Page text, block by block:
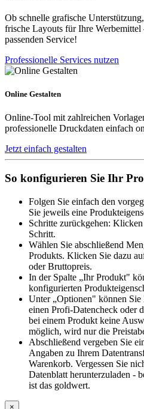
Ob schnelle grafische
frische Layouts für Ihre Werbemittel
passenden Service!
Professionelle Services nutzen
Online Gestalten
Online-Tool mit zahlreichen
professionelle Druckdaten einfach
Jetzt einfach gestalten
So konfigurieren Sie Ihr
Folgen Sie einfach den
Sie jeweils eine
Schritte zurückgehen:
Schritt.
Wählen Sie abschließend
Produkts. Klicken Sie dazu
oder Bruttopreis.
In der Spalte „Ihr Produkt"
konfigurierten
Unter „Optionen" können
einen Profi-Datencheck oder
bei einem Produkt keine
möglich, wird nur die
Abschließend vergeben Sie
Angaben zu Ihrem
Warenkorb. Vergessen Sie
Datenblatt herunterzuladen -
ist das goldwert.
×